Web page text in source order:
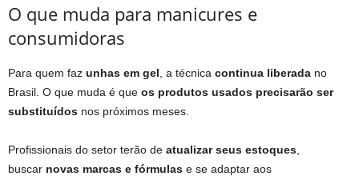
O que muda para manicures e
consumidoras
Para quem faz unhas em gel , a técnica continua liberada no
Brasil. O que muda é que os produtos usados precisarão ser
substituídos nos próximos meses.
Profissionais do setor terão de atualizar seus estoques
buscar novas marcas e fórmulas e se adaptar aos